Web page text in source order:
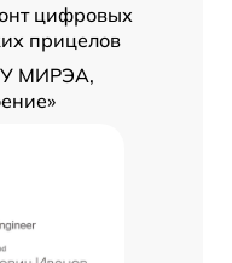
цифровых
прицелов
МИРЭА,